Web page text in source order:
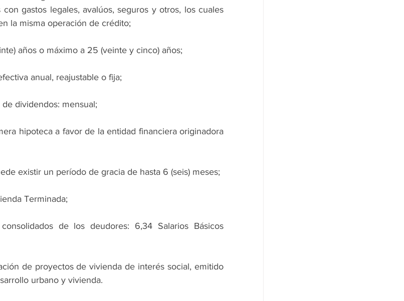
gastos legales, avalúos, seguros y otros, los cuales
la misma operación de crédito;
años o máximo a 25 (veinte y cinco) años;
anual, reajustable o fija;
dividendos: mensual;
hipoteca a favor de la entidad financiera originadora
existir un período de gracia de hasta 6 (seis) meses;
Terminada;
de los deudores: 6,34 Salarios Básicos
de proyectos de vivienda de interés social, emitido
urbano y vivienda.